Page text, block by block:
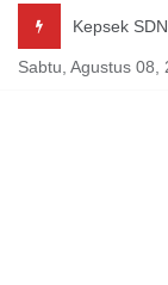
content
Uden Pimred
Kepsek
Sabtu, Agustus 08,